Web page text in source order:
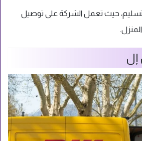
حيث تعمل الشركة على توصيل